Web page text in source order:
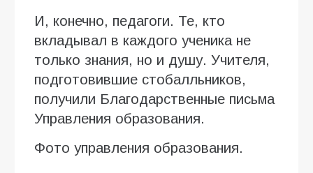
И, конечно, педагоги. Те, кто
вкладывал в каждого ученика не
только знания, но и душу. Учителя,
подготовившие стобалльников,
получили Благодарственные письма
Управления образования.
Фото управления образования.